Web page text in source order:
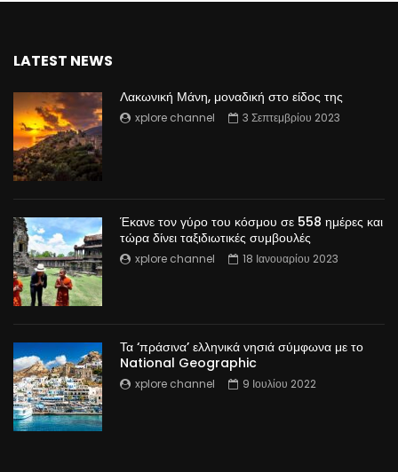
LATEST NEWS
Λακωνική Μάνη, μοναδική στο είδος της
xplore channel 3 Σεπτεμβρίου 2023
Έκανε τον γύρο του κόσμου σε 558 ημέρες και
τώρα δίνει ταξιδιωτικές συμβουλές
xplore channel 18 Ιανουαρίου 2023
Τα ‘πράσινα’ ελληνικά νησιά σύμφωνα με το
National Geographic
xplore channel 9 Ιουλίου 2022